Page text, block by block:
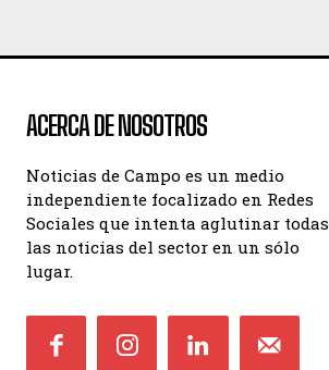
ACERCA DE NOSOTROS
Noticias de Campo es un medio
independiente focalizado en Redes
Sociales que intenta aglutinar todas
las noticias del sector en un sólo
lugar.